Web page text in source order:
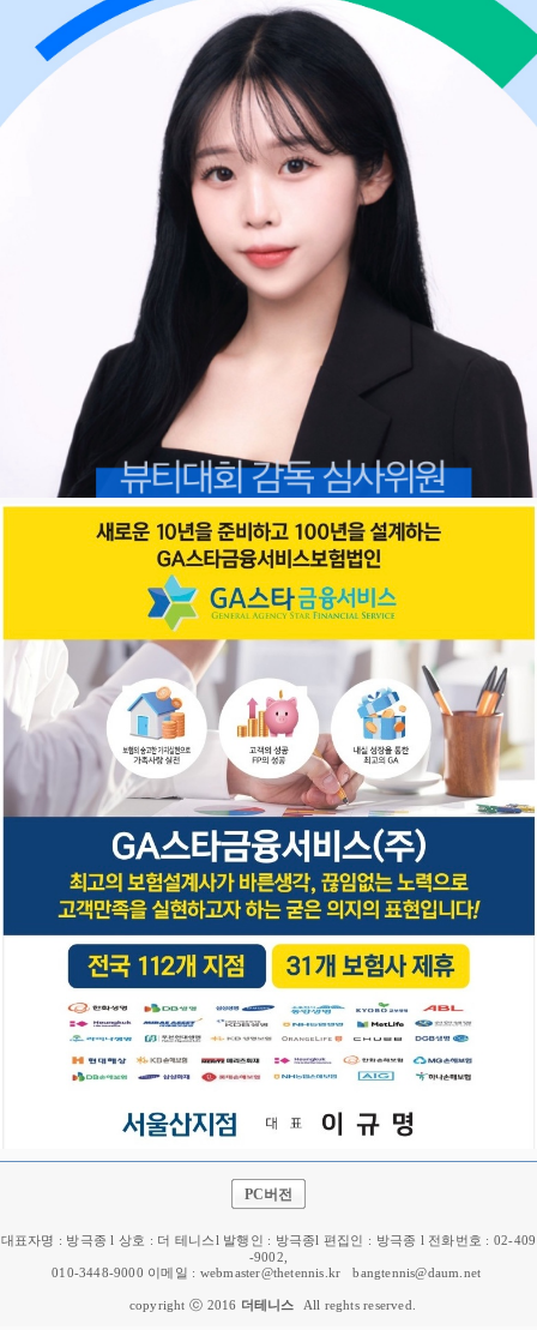
PC버전
대표자명 : 방극종 l 상호 : 더 테니스l 발행인 : 방극종l 편집인 : 방극종 l 전화번호 : 02-409
-9002,
010-3448-9000 이메일 : webmaster@thetennis.krbangtennis@daum.net
copyright ⓒ 2016 더테니스 All reghts reserved.